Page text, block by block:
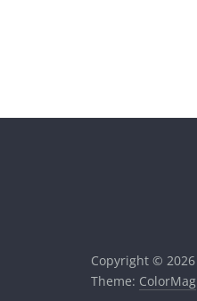
Copyright © 2026
Theme: ColorMag